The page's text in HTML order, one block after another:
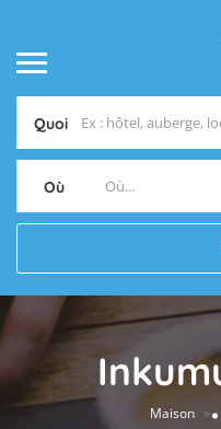
Quoi
Où
Maison »